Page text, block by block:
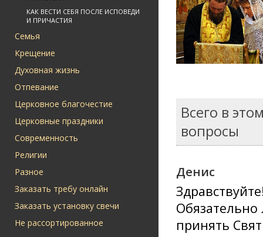
КАК ВЕСТИ СЕБЯ ПОСЛЕ ИСПОВЕДИ
И ПРИЧАСТИЯ
Семья
Крещение
Духовная жизнь
Отпевание
Церковное благочестие
Церковные праздники
Современность
Религии
Разное
Заказать требу онлайн
Заказать установку свечи
Не рассортированное
Всего в
вопросы
Денис
принять